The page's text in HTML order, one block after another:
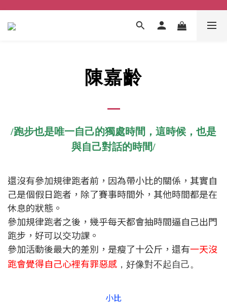
陳嘉齡
/跑步也是唯一自己的獨處時間， 這時候，也是
與自己對話的時間/
還沒有參加規律跑者前，因為帶小比的關係，其實自
己是個假日跑者，除了賽事時間外，其他時間都是在
休息的狀態。
參加規律跑者之後，幾乎每天都會抽時間逼自己出門
跑步，好可以交功課。
參加活動後最大的差別，是瘦了十公斤，還有一天沒
跑會覺得自己心裡有罪惡感 ，好像對不起自己。
小比